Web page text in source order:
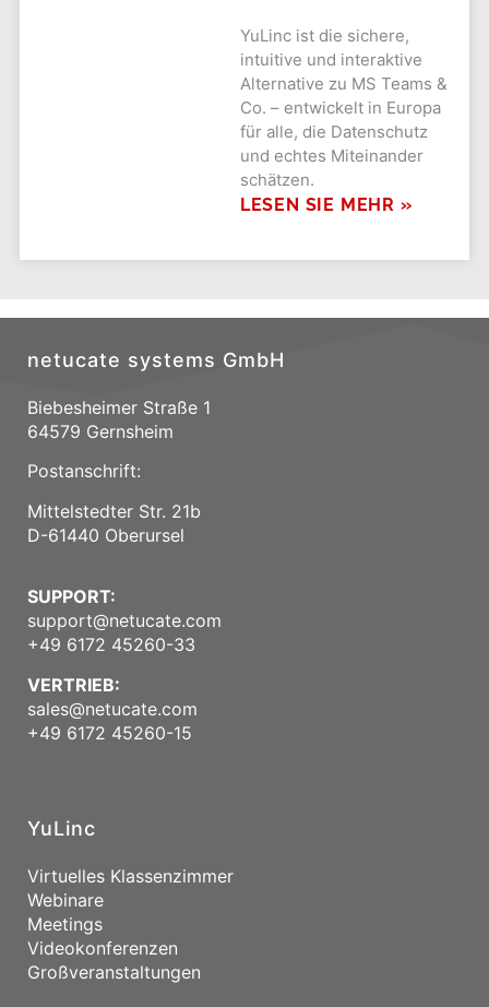
YuLinc ist die sichere,
intuitive und interaktive
Alternative zu MS Teams &
Co. – entwickelt in Europa
für alle, die Datenschutz
und echtes Miteinander
schätzen.
LESEN SIE MEHR »
netucate systems GmbH
Biebesheimer Straße 1
64579 Gernsheim
Postanschrift:
Mittelstedter Str. 21b
D-61440 Oberursel
SUPPORT:
support@netucate.com
+49 6172 45260-33
VERTRIEB:
sales@netucate.com
+49 6172 45260-15
YuLinc
Virtuelles Klassenzimmer
Webinare
Meetings
Videokonferenzen
Großveranstaltungen